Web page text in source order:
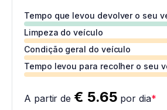
Tempo que levou devolver o seu
Limpeza do veículo
Condição geral do veículo
Tempo levou para recolher o seu
A partir de € 5.65 por dia*